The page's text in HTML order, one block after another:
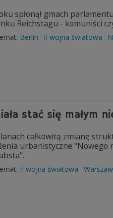
spłonął gmach
Reichstagu - komuniści
Berlin II wojna światowa
stać się małym
całkowitą zmianę
urbanistyczne
II wojna światowa